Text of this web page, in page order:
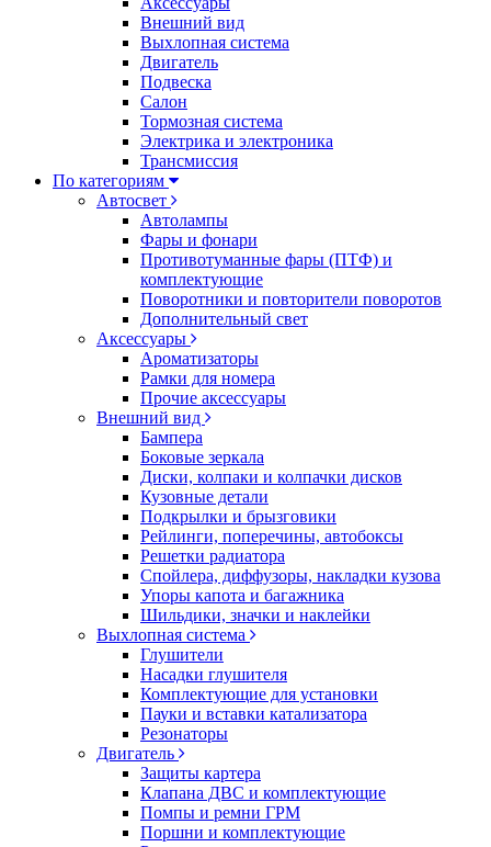
Внешний вид
Выхлопная система
Двигатель
Подвеска
Салон
Тормозная система
Электрика и электроника
Трансмиссия
По категориям
Автосвет
Автолампы
Фары и фонари
Противотуманные фары (ПТФ) и
комплектующие
Поворотники и повторители поворотов
Дополнительный свет
Аксессуары
Ароматизаторы
Рамки для номера
Прочие аксессуары
Внешний вид
Бампера
Боковые зеркала
Диски, колпаки и колпачки дисков
Кузовные детали
Подкрылки и брызговики
Рейлинги, поперечины, автобоксы
Решетки радиатора
Спойлера, диффузоры, накладки кузова
Упоры капота и багажника
Шильдики, значки и наклейки
Выхлопная система
Глушители
Насадки глушителя
Комплектующие для установки
Пауки и вставки катализатора
Резонаторы
Двигатель
Защиты картера
Клапана ДВС и комплектующие
Помпы и ремни ГРМ
Поршни и комплектующие